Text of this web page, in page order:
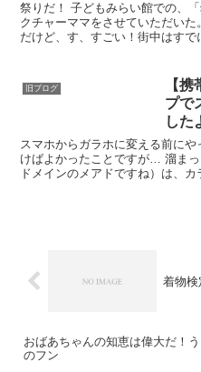
祭りだ！ 子どもみらい館での、
クチャーママをさせていただい
だけど、す、すごい！街中はす
旧ブログ
【
プで
した
スマホからガラホに変える前に
けばよかったことですが… 溜ま
ドメインのメアドですね）は、
着物検
おばあちゃんの知恵は偉大だ！
のフン